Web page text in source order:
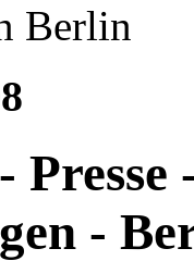
Presse
-